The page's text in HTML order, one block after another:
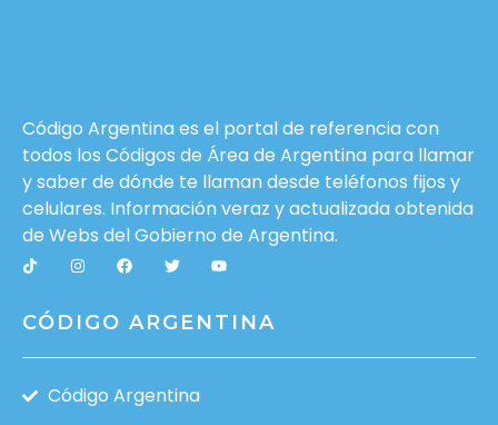
Código Argentina es el portal de referencia con
todos los Códigos de Área de Argentina para llamar
y saber de dónde te llaman desde teléfonos fijos y
celulares. Información veraz y actualizada obtenida
de Webs delGobierno de Argentina.
CÓDIGO ARGENTINA
Código Argentina